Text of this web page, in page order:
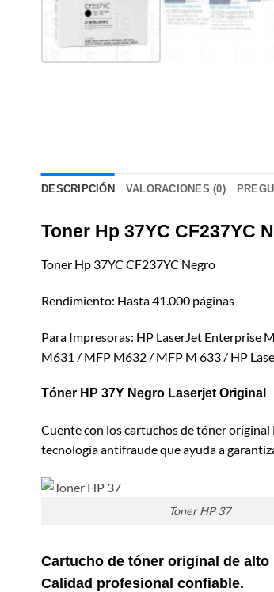
DESCRIPCIÓN VALORACIONES (0)
Toner Hp 37YC CF237YC
Toner Hp 37YC CF237YC Negro
Rendimiento: Hasta 41.000 páginas
Para Impresoras: HP LaserJet Enterprise
M631 / MFP M632 / MFP M 633 / HP
Tóner HP 37Y Negro Laserjet Original
Cuente con los cartuchos de tóner original
tecnología antifraude que ayuda a
Toner HP 37
Cartucho de tóner original de
Calidad profesional confiable.